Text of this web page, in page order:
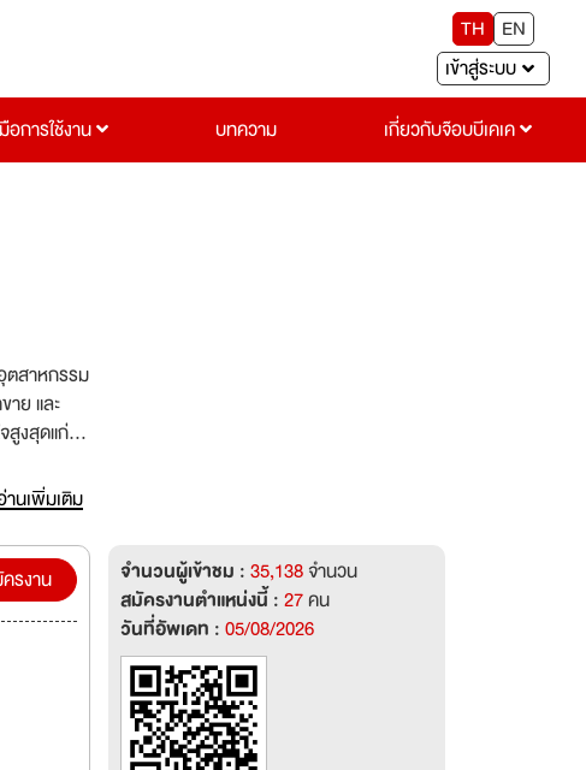
TH
EN
เข้าสู่ระบบ
อการใช้งาน บทความ เกี่ยวกับจ๊อบบีเคเค
ตสาหกรรม
าย และ
สูงสุดแก่
านเพิ่มเติม
รงาน จำนวนผู้เข้าชม :35,138จำนวน
สมัครงานตำแหน่งนี้ :27คน
วันที่อัพเดท :05/08/2026